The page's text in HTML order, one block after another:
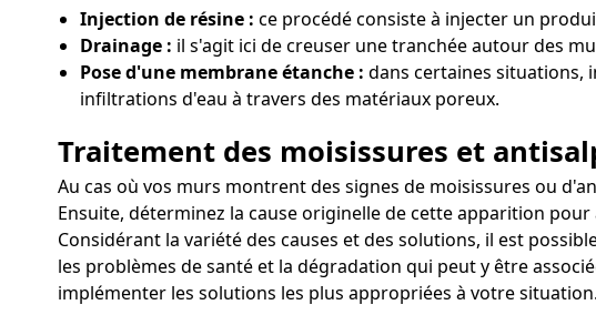
Injection de résine : ce procédé consiste à injecter un
Drainage : il s'agit ici de creuser une tranchée autour des
Pose d'une membrane étanche : dans certaines situations,
infiltrations d'eau à travers des matériaux poreux.
Traitement des moisissures et
Au cas où vos murs montrent des signes de moisissures ou
Ensuite, déterminez la cause originelle de cette apparition
Considérant la variété des causes et des solutions, il est
les problèmes de santé et la dégradation qui peut y être
implémenter les solutions les plus appropriées à votre situation.